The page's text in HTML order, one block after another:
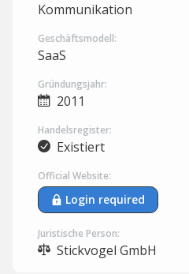
Kommunikation
Geschäftsmodell:
SaaS
Gründungsjahr:
2011
Handelsregister:
Existiert
Official Website:
Login required
Juristische Person:
Stickvogel GmbH